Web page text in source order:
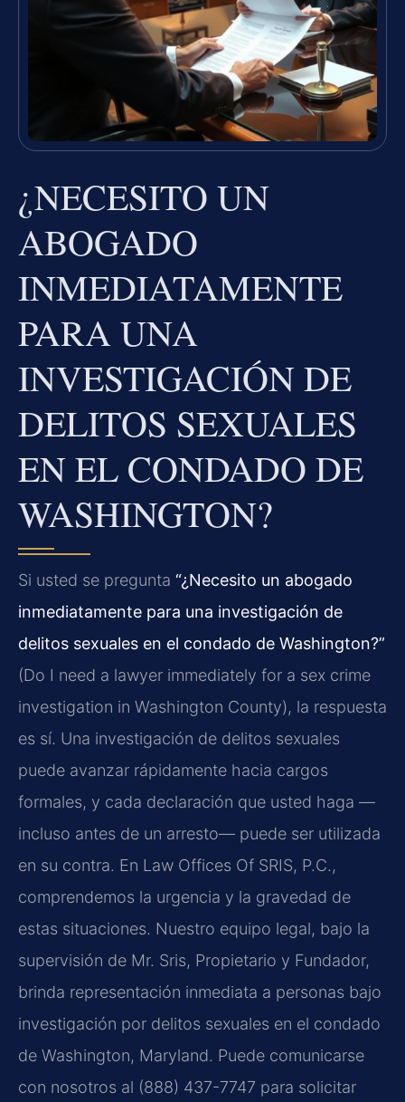
¿NECESITO UN
ABOGADO
INMEDIATAMENTE
PARA UNA
INVESTIGACIÓN DE
DELITOS SEXUALES
EN EL CONDADO DE
WASHINGTON?
Si usted se pregunta “¿Necesito un abogado
inmediatamente para una investigación de
delitos sexuales en el condado de Washington?”
(Do I need a lawyer immediately for a sex crime
investigation in Washington County), la respuesta
es sí. Una investigación de delitos sexuales
puede avanzar rápidamente hacia cargos
formales, y cada declaración que usted haga —
incluso antes de un arresto— puede ser utilizada
en su contra. En Law Offices Of SRIS, P.C.,
comprendemos la urgencia y la gravedad de
estas situaciones. Nuestro equipo legal, bajo la
supervisión de Mr. Sris, Propietario y Fundador,
brinda representación inmediata a personas bajo
investigación por delitos sexuales en el condado
de Washington, Maryland. Puede comunicarse
con nosotros al (888) 437-7747 para solicitar